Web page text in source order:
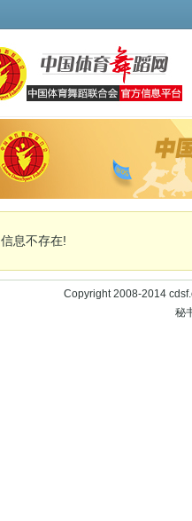
信息不存在!
Copyright 2008-2014
秘